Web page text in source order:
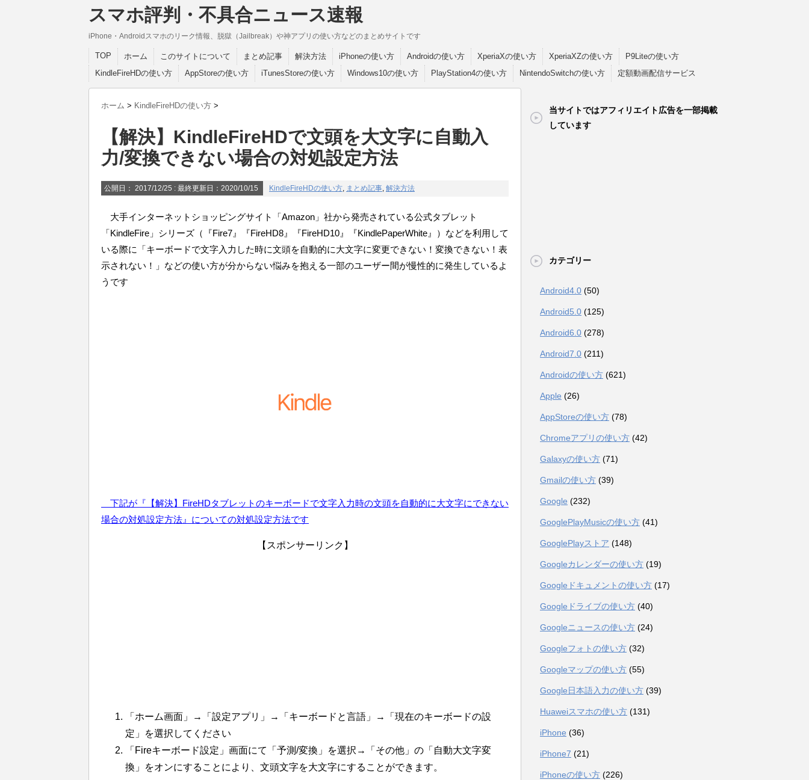
スマホ評判・不具合ニュース速報
iPhone・Androidスマホのリーク情報、脱獄（Jailbreak）や神アプリの使い方などのまとめサイトです
TOP ホーム このサイトについて まとめ記事 解決方法 iPhoneの使い方 Androidの使い方 XperiaXの使い方 XperiaXZの使い方
P9Liteの使い方
KindleFireHDの使い方
AppStoreの使い方 iTunesStoreの使い方 Windows10の使い方 PlayStation4の使い方 NintendoSwitchの使い方 定額動画配信サービス
ホーム > KindleFireHDの使い方 >
【解決】KindleFireHDで文頭を大文字に自動入
力/変換できない場合の対処設定方法
公開日： 2017/12/25 : 最終更新日：2020/10/15 KindleFireHDの使い方, まとめ記事, 解決方法
大手インターネットショッピングサイト「Amazon」社から発売されている公式タブレット
「KindleFire」シリーズ（『Fire7』『FireHD8』『FireHD10』『KindlePaperWhite』）などを利用して
いる際に「キーボードで文字入力した時に文頭を自動的に大文字に変更できない！変換できない！表
示されない！」などの使い方が分からない悩みを抱える一部のユーザー間が慢性的に発生しているよ
うです
下記が『【解決】FireHDタブレットのキーボードで文字入力時の文頭を自動的に大文字にできない
場合の対処設定方法』についての対処設定方法です
【スポンサーリンク】
「ホーム画面」→「設定アプリ」→「キーボードと言語」→「現在のキーボードの設
定」を選択してください
「Fireキーボード設定」画面にて「予測/変換」を選択→「その他」の「自動大文字変
換」をオンにすることにより、文頭文字を大文字にすることができます。
当サイトではアフィリエイト広告を一部掲載
しています
カテゴリー
Android4.0 (50)
Android5.0 (125)
Android6.0 (278)
Android7.0 (211)
Androidの使い方 (621)
Apple (26)
AppStoreの使い方 (78)
Chromeアプリの使い方 (42)
Galaxyの使い方 (71)
Gmailの使い方 (39)
Google (232)
GooglePlayMusicの使い方 (41)
GooglePlayストア (148)
Googleカレンダーの使い方 (19)
Googleドキュメントの使い方 (17)
Googleドライブの使い方 (40)
Googleニュースの使い方 (24)
Googleフォトの使い方 (32)
Googleマップの使い方 (55)
Google日本語入力の使い方 (39)
Huaweiスマホの使い方 (131)
iPhone (36)
iPhone7 (21)
iPhoneの使い方 (226)